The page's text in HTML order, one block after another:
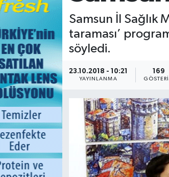
Samsun İl Sağlık
taraması’
söyledi.
23.10.2018 - 10:21
YAYINLANMA
169
Trafik Durumu
Süper Lig Puan Durumu ve Fikstür
Tüm Manşetler
Son Dakika Haberleri
Haber Arşivi